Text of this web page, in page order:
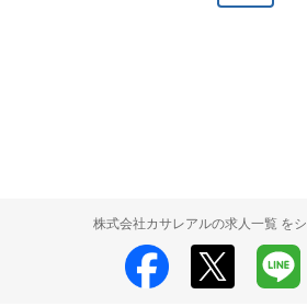
株式会社カサレアルの求人一覧 を